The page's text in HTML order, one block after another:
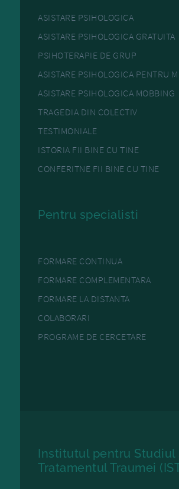
ASISTARE PSIHOLOGICA
ASISTARE PSIHOLOGICA GRATUITA
PSIHOTERAPIE DE GRUP
ASISTARE PSIHOLOGICA PENTRU
ASISTARE PSIHOLOGICA MOBBING
TRAGEDIA DIN COLECTIV
TESTIMONIALE
ISTORIA FII BINE CU TINE
CONFERITNE FII BINE CU TINE
Pentru specialisti
FORMARE CONTINUA
FORMARE COMPLEMENTARA
FORMARE LA DISTANTA
COLABORARI
PROGRAME DE CERCETARE
Institutul pentru Studiul
Tratamentul Traumei